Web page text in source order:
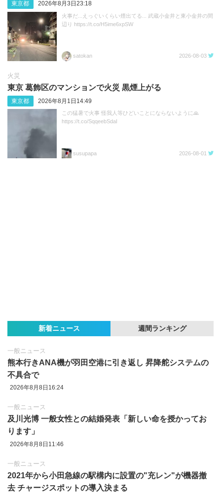
東京都 2026年8月3日23:18
火事だ...えっぐいくらい煙出てる... 武蔵小金井と東小金井の間
辺り https://t.co/H5ime6xpSW
satokan 2026-08-03
火災
東京 葛飾区のマンションで火災 黒煙上がる
東京都 2026年8月1日14:49
この猛暑で火事 怪我人等ひどいことにならないように🙏
https://t.co/SqqeebSdaI
susupapa 2026-08-01
新着ニュース 週間ランキング
一般ニュース
熊本行きANA機が羽田空港に引き返し 昇降舵システムの
不具合で
2026年8月8日16:24
一般ニュース
及川光博 一般女性との結婚発表「新しい命を授かってお
ります」
2026年8月8日11:46
一般ニュース
2021年から小田急線の駅構内に設置の"充レン"が機器撤
去 チャージスポットの導入決まる